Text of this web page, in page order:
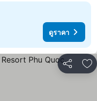
ดูราคา
แชร์ เ